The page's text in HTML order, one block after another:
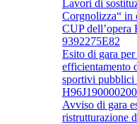
Lavori di
Corgnolizza“ in
CUP
9392275E82
Esito di gara
efficientamento
sportivi pubblici
Avviso di gara
ristrutturazione